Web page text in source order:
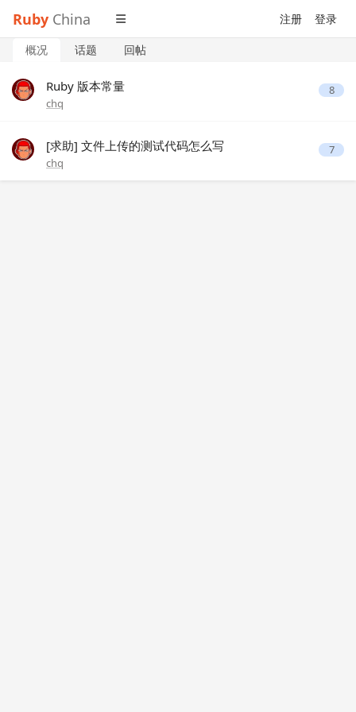
Ruby China 注册 登录
概况 话题 回帖
Ruby 版本常量
chq
8
[求助] 文件上传的测试代码怎么写
chq
7